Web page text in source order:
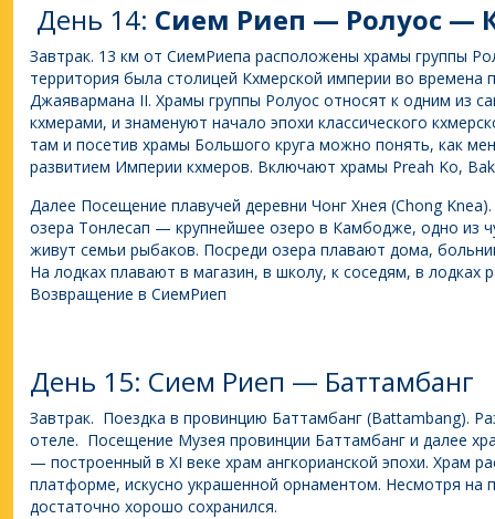
День 14: Сием Риеп — Ролуос —
Завтрак. 13 км от СиемРиепа расположены храмы группы
территория была столицей Кхмерской империи во времена
Джаявармана II. Храмы группы Ролуос относят к одним из
кхмерами, и знаменуют начало эпохи классического
там и посетив храмы Большого круга можно понять, как
развитием Империи кхмеров. Включают храмы Preah Ko,
Далее Посещение плавучей деревни Чонг Хнея (Chong
озера Тонлесап — крупнейшее озеро в Камбодже, одно из
живут семьи рыбаков. Посреди озера плавают дома,
На лодках плавают в магазин, в школу, к соседям, в лодках
Возвращение в СиемРиеп
День 15: Сием Риеп — Баттамбанг
Завтрак. Поездка в провинцию Баттамбанг (Battambang).
отеле. Посещение Музея провинции Баттамбанг и далее
— построенный в XI веке храм ангкорианской эпохи. Храм
платформе, искусно украшенной орнаментом. Несмотря на
достаточно хорошо сохранился.